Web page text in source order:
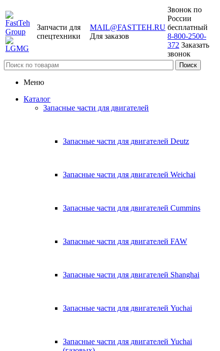
Запчасти для
спецтехники
MAIL@FASTTEH.RU
Для заказов
Звонок по
России
бесплатный
8-800-2500-
372 Заказать
звонок
Меню
Каталог
Запасные части для двигателей
Запасные части для двигателей Deutz
Запасные части для двигателей Weichai
Запасные части для двигателей Cummins
Запасные части для двигателей FAW
Запасные части для двигателей Shanghai
Запасные части для двигателей Yuchai
Запасные части для двигателей Yuchai